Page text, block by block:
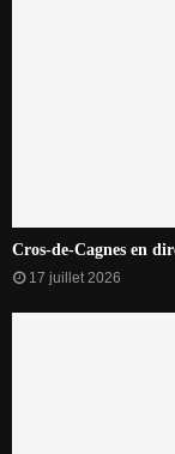
Cros-de-Cagnes en
17 juillet 2026